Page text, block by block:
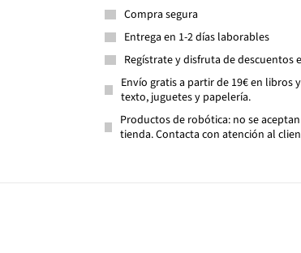
Compra segura
Entrega en 1-2 días laborables
Regístrate y disfruta de descuentos
Envío gratis a partir de 19€ en libros
texto, juguetes y papelería.
Productos de robótica: no se
tienda. Contacta con atención al